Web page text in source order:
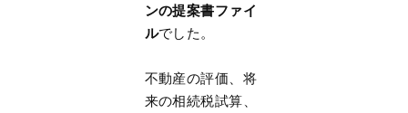
ンの提案書ファイ
ルでした。
不動産の評価、将
来の相続税試算、